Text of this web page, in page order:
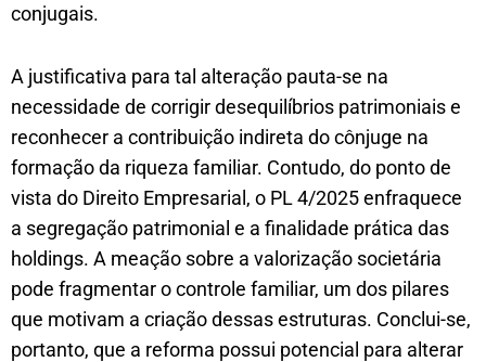
conjugais.
A justificativa para tal alteração pauta-se na
necessidade de corrigir desequilíbrios patrimoniais e
reconhecer a contribuição indireta do cônjuge na
formação da riqueza familiar. Contudo, do ponto de
vista do Direito Empresarial, o PL 4/2025 enfraquece
a segregação patrimonial e a finalidade prática das
holdings. A meação sobre a valorização societária
pode fragmentar o controle familiar, um dos pilares
que motivam a criação dessas estruturas. Conclui-se,
portanto, que a reforma possui potencial para alterar